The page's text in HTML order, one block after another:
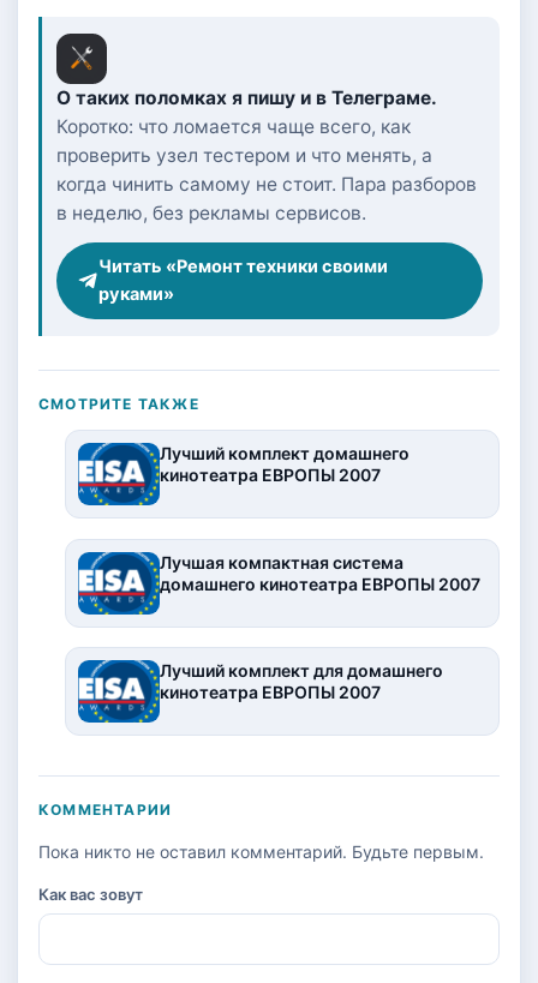
О таких поломках я пишу и в Телеграме.
Коротко: что ломается чаще всего, как
проверить узел тестером и что менять, а
когда чинить самому не стоит. Пара разборов
в неделю, без рекламы сервисов.
Читать «Ремонт техники своими
руками»
СМОТРИТЕ ТАКЖЕ
Лучший комплект домашнего
кинотеатра ЕВРОПЫ 2007
Лучшая компактная система
домашнего кинотеатра ЕВРОПЫ 2007
Лучший комплект для домашнего
кинотеатра ЕВРОПЫ 2007
КОММЕНТАРИИ
Пока никто не оставил комментарий. Будьте первым.
Как вас зовут